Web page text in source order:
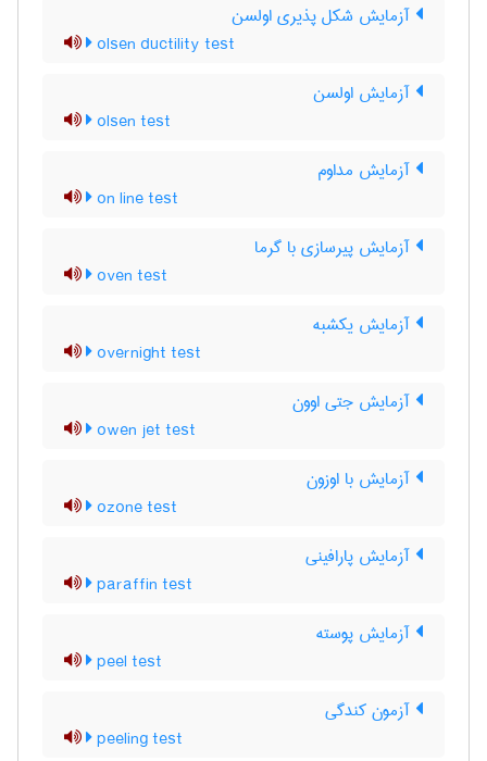
آزمایش شکل پذیری اولسن
olsen ductility test
آزمایش اولسن
olsen test
آزمایش مداوم
on line test
آزمایش پیرسازی با گرما
oven test
آزمایش یکشبه
overnight test
آزمایش جتی اوون
owen jet test
آزمایش با اوزون
ozone test
آزمایش پارافینی
paraffin test
آزمایش پوسته
peel test
آزمون کندگی
peeling test